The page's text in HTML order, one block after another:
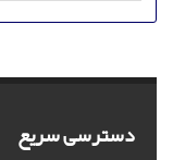
دسترسی سریع